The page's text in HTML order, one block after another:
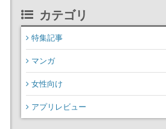
カテゴリ
特集記事
マンガ
女性向け
アプリレビュー